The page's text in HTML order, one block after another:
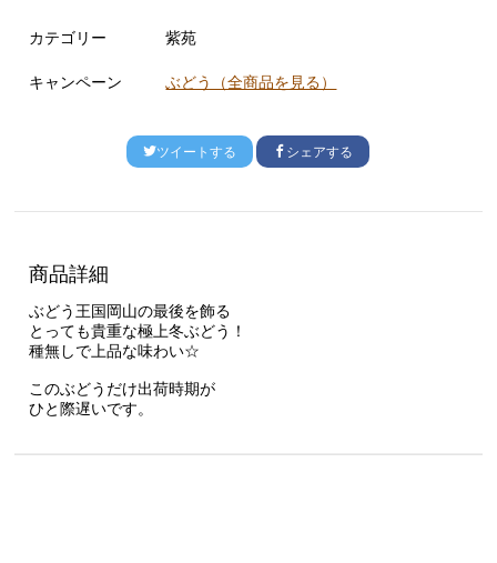
カテゴリー 紫苑
キャンペーン ぶどう（全商品を見る）
ツイートする シェアする
商品詳細
ぶどう王国岡山の最後を飾る
とっても貴重な極上冬ぶどう！
種無しで上品な味わい☆
このぶどうだけ出荷時期が
ひと際遅いです。